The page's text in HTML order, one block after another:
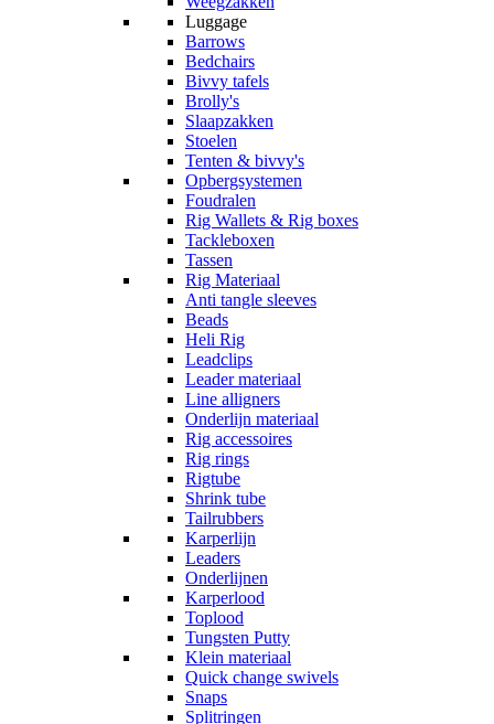
Luggage
Barrows
Bedchairs
Bivvy tafels
Brolly's
Slaapzakken
Stoelen
Tenten & bivvy's
Opbergsystemen
Foudralen
Rig Wallets & Rig boxes
Tackleboxen
Tassen
Rig Materiaal
Anti tangle sleeves
Beads
Heli Rig
Leadclips
Leader materiaal
Line alligners
Onderlijn materiaal
Rig accessoires
Rig rings
Rigtube
Shrink tube
Tailrubbers
Karperlijn
Leaders
Onderlijnen
Karperlood
Toplood
Tungsten Putty
Klein materiaal
Quick change swivels
Snaps
Splitringen